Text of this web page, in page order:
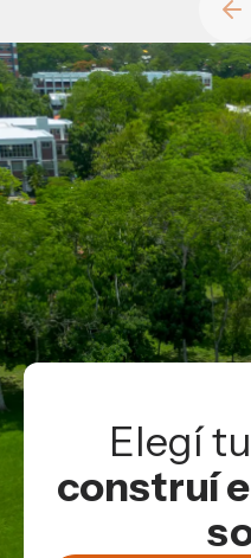
Elegí
construí